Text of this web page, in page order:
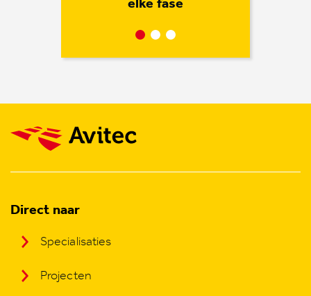
Direct naar
Specialisaties
Projecten